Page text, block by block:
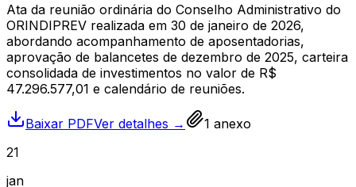
Ata da reunião ordinária do Conselho Administrativo do
ORINDIPREV realizada em 30 de janeiro de 2026,
abordando acompanhamento de aposentadorias,
aprovação de balancetes de dezembro de 2025, carteira
consolidada de investimentos no valor de R$
47.296.577,01 e calendário de reuniões.
Baixar PDFVer detalhes → 1 anexo
21
jan